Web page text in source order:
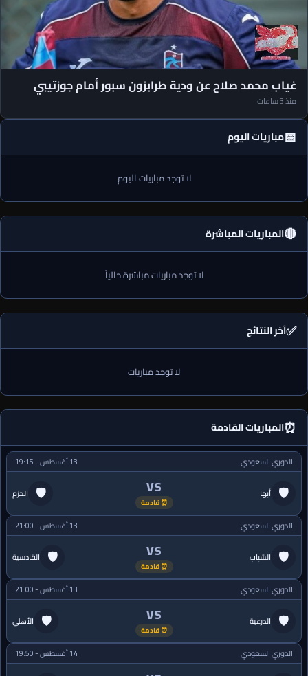
غياب محمد صلاح عن ودية طرابزون سبور أمام جوزتيبي
منذ 3 ساعات
📅مباريات اليوم
لا توجد مباريات اليوم
🔴المباريات المباشرة
لا توجد مباريات مباشرة حالياً
✅آخر النتائج
لا توجد مباريات
⏰المباريات القادمة
الدوري السعودي 13 أغسطس - 19:15
🛡 أبها VS
⏰ قادمة
الحزم 🛡
الدوري السعودي 13 أغسطس - 21:00
🛡 الشباب VS
⏰ قادمة
القادسية 🛡
الدوري السعودي 13 أغسطس - 21:00
🛡 الدرعية VS
⏰ قادمة
الأهلي 🛡
الدوري السعودي 14 أغسطس - 19:50